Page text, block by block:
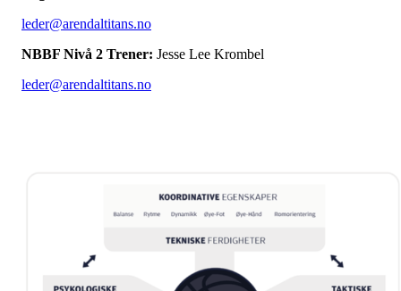
leder@arendaltitans.no
NBBF Nivå 2 Trener: Jesse Lee Krombel
leder@arendaltitans.no